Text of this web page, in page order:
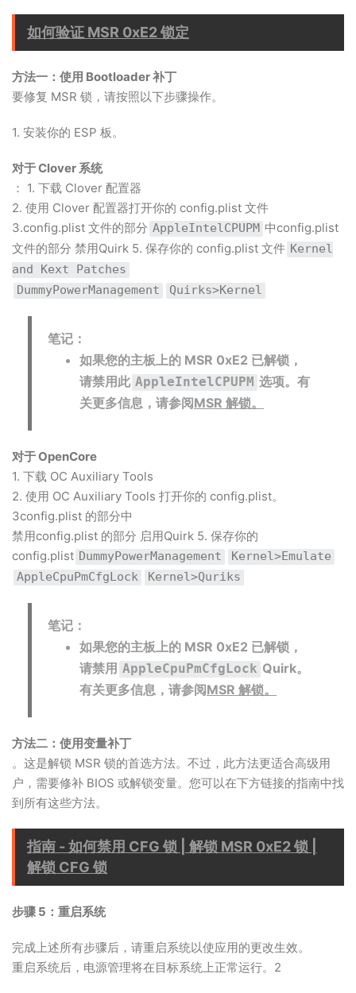
如何验证 MSR 0xE2 锁定
方法一：使用 Bootloader 补丁
要修复 MSR 锁，请按照以下步骤操作。
1. 安装你的 ESP 板。
对于 Clover 系统
： 1. 下载 Clover 配置器
2. 使用 Clover 配置器打开你的 config.plist 文件
3.config.plist 文件的部分 AppleIntelCPUPM 中config.plist
文件的部分 禁用Quirk 5. 保存你的 config.plist 文件 Kernel
and Kext Patches
DummyPowerManagement
Quirks>Kernel
笔记：
如果您的主板上的 MSR 0xE2 已解锁，
请禁用此 AppleIntelCPUPM 选项。 有
关更多信息，请参阅MSR 解锁。
对于 OpenCore
1. 下载 OC Auxiliary Tools
2. 使用 OC Auxiliary Tools 打开你的 config.plist。
3config.plist 的部分中
禁用config.plist 的部分 启用Quirk 5. 保存你的
config.plist DummyPowerManagement
Kernel>Emulate
AppleCpuPmCfgLock
Kernel>Quriks
笔记：
如果您的主板上的 MSR 0xE2 已解锁，
请禁用 AppleCpuPmCfgLock Quirk。
有关更多信息，请参阅MSR 解锁。
方法二：使用变量补丁
。这是解锁 MSR 锁的首选方法。不过，此方法更适合高级用
户，需要修补 BIOS 或解锁变量。您可以在下方链接的指南中找
到所有这些方法。
指南 - 如何禁用 CFG 锁 | 解锁 MSR 0xE2 锁 |
解锁 CFG 锁
步骤 5：重启系统
完成上述所有步骤后，请重启系统以使应用的更改生效。
重启系统后，电源管理将在目标系统上正常运行。2